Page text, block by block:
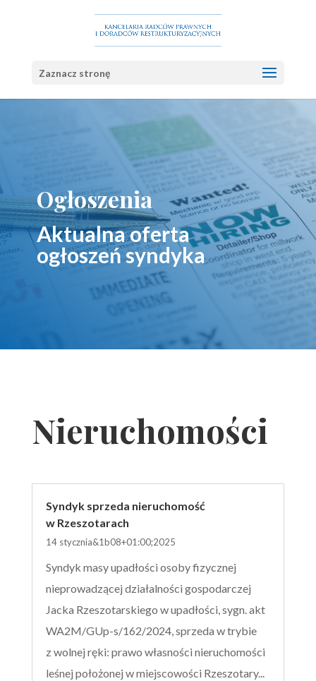
Zaznacz stronę
Ogłoszenia
Aktualna oferta
ogłoszeń syndyka
Nieruchomości
Syndyk sprzeda nieruchomość
w Rzeszotarach
14 stycznia&1b08+01:00;2025
Syndyk masy upadłości osoby fizycznej
nieprowadzącej działalności gospodarczej
Jacka Rzeszotarskiego w upadłości, sygn. akt
WA2M/GUp-s/162/2024, sprzeda w trybie
z wolnej ręki: prawo własności nieruchomości
leśnej położonej w miejscowości Rzeszotary...